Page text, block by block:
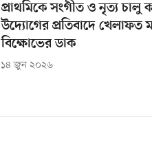
প্রাথমিকে সংগীত ও নৃত্য চালু
উদ্যোগের প্রতিবাদে খেলাফত
বিক্ষোভের ডাক
১৪ জুন ২০২৬